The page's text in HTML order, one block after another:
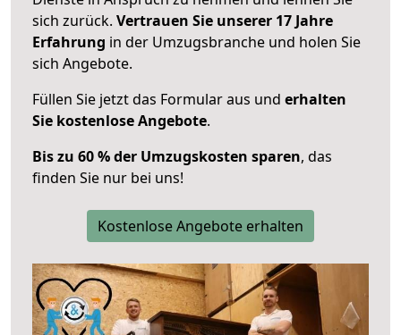
sich zurück. Vertrauen Sie unserer 17 Jahre
Erfahrung in der Umzugsbranche und holen Sie
sich Angebote.
Füllen Sie jetzt das Formular aus und erhalten
Sie kostenlose Angebote.
Bis zu 60 % der Umzugskosten sparen, das
finden Sie nur bei uns!
Kostenlose Angebote erhalten